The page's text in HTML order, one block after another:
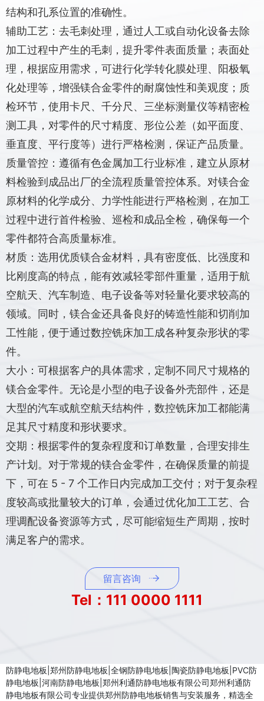
结构和孔系位置的准确性。
辅助工艺：去毛刺处理，通过人工或自动化设备去除
加工过程中产生的毛刺，提升零件表面质量；表面处
理，根据应用需求，可进行化学转化膜处理、阳极氧
化处理等，增强镁合金零件的耐腐蚀性和美观度；质
检环节，使用卡尺、千分尺、三坐标测量仪等精密检
测工具，对零件的尺寸精度、形位公差（如平面度、
垂直度、平行度等）进行严格检测，保证产品质量。
质量管控：遵循有色金属加工行业标准，建立从原材
料检验到成品出厂的全流程质量管控体系。对镁合金
原材料的化学成分、力学性能进行严格检测，在加工
过程中进行首件检验、巡检和成品全检，确保每一个
零件都符合高质量标准。
材质：选用优质镁合金材料，具有密度低、比强度和
比刚度高的特点，能有效减轻零部件重量，适用于航
空航天、汽车制造、电子设备等对轻量化要求较高的
领域。同时，镁合金还具备良好的铸造性能和切削加
工性能，便于通过数控铣床加工成各种复杂形状的零
件。
大小：可根据客户的具体需求，定制不同尺寸规格的
镁合金零件。无论是小型的电子设备外壳部件，还是
大型的汽车或航空航天结构件，数控铣床加工都能满
足其尺寸精度和形状要求。
交期：根据零件的复杂程度和订单数量，合理安排生
产计划。对于常规的镁合金零件，在确保质量的前提
下，可在 5 - 7 个工作日内完成加工交付；对于复杂程
度较高或批量较大的订单，会通过优化加工工艺、合
理调配设备资源等方式，尽可能缩短生产周期，按时
满足客户的需求。
留言咨询
Tel：111 0000 1111
防静电地板|郑州防静电地板|全钢防静电地板|陶瓷防静电地板|PVC防
静电地板|河南防静电地板|郑州利通防静电地板有限公司郑州利通防
静电地板有限公司专业提供郑州防静电地板销售与安装服务，精选全